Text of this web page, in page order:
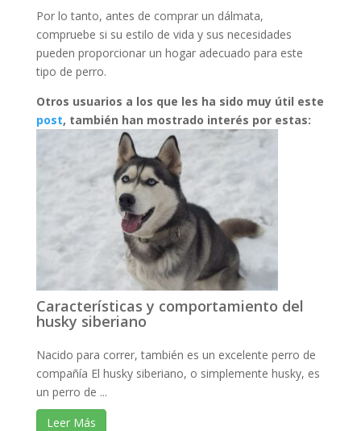
Por lo tanto, antes de comprar un dálmata,
compruebe si su estilo de vida y sus necesidades
pueden proporcionar un hogar adecuado para este
tipo de perro.
Otros usuarios a los que les ha sido muy útil este
post, también han mostrado interés por estas:
Características y comportamiento del
husky siberiano
Nacido para correr, también es un excelente perro de
compañía El husky siberiano, o simplemente husky, es
un perro de ...
Leer Más